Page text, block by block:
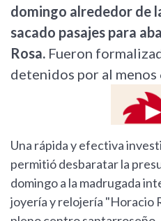
domingo alrededor de
sacado pasajes para
Rosa. Fueron
detenidos por al menos
Una rápida y efectiva
permitió desbaratar la
domingo a la madrugada
joyería y relojería "Horacio